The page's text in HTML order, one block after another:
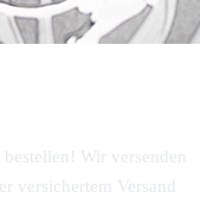
Wir versenden
versichertem Versand